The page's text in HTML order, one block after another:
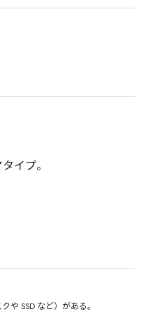
イプ。
や SSD など）がある。